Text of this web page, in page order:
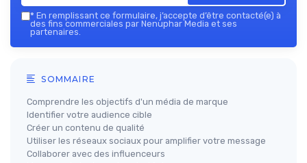
* En remplissant ce formulaire, j’accepte d’être contacté(e) à
des fins commerciales par Nenuphar Media et ses
partenaires.
SOMMAIRE
Comprendre les objectifs d'un média de marque
Identifier votre audience cible
Créer un contenu de qualité
Utiliser les réseaux sociaux pour amplifier votre message
Collaborer avec des influenceurs